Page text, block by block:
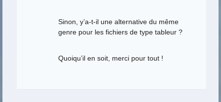
Sinon, y’a-t-il une alternative du même
genre pour les fichiers de type tableur ?
Quoiqu’il en soit, merci pour tout !